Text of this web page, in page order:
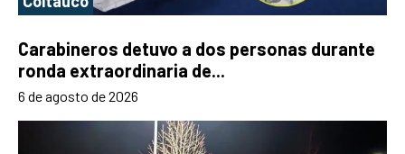
Carabineros detuvo a dos personas durante
ronda extraordinaria de...
6 de agosto de 2026